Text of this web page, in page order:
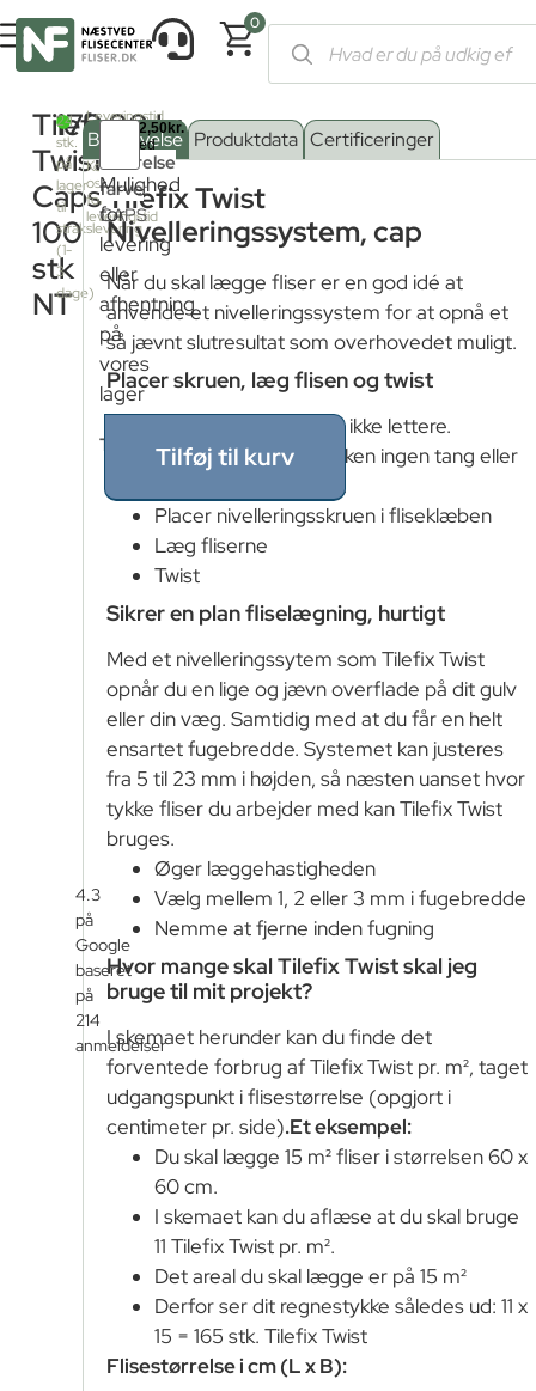
0
Forside/Shop/Værktøj
Tilefix
Twist
Caps
100
stk
NT
170,00kr.
24
stk.
på
lager
til
strakslevering
(1-
3
dage)
Leveringstid
fra
fjernlager:
Kontakt
os
for
leveringstid
Serie
farve:
CAPS
Størrelse
Tykkelse:
Mulighed
for
levering
eller
afhentning
på
vores
lager
Tilføj til kurv
4.3
på
Google
baseret
på
214
anmeldelser
Beskrivelse Produktdata Certificeringer
Tilefix Twist
Nivelleringssystem, cap
Når du skal lægge fliser er en god idé at
anvende et nivelleringssystem for at opnå et
så jævnt slutresultat som overhovedet muligt.
Placer skruen, læg flisen og twist
Med Tilefix Twist bliver det ikke lettere.
Systemet her kræver hverken ingen tang eller
andet kompliceret værktøj.
Placer nivelleringsskruen i fliseklæben
Læg fliserne
Twist
Sikrer en plan fliselægning, hurtigt
Med et nivelleringssytem som Tilefix Twist
opnår du en lige og jævn overflade på dit gulv
eller din væg. Samtidig med at du får en helt
ensartet fugebredde. Systemet kan justeres
fra 5 til 23 mm i højden, så næsten uanset hvor
tykke fliser du arbejder med kan Tilefix Twist
bruges.
Øger læggehastigheden
Vælg mellem 1, 2 eller 3 mm i fugebredde
Nemme at fjerne inden fugning
Hvor mange skal Tilefix Twist skal jeg
bruge til mit projekt?
I skemaet herunder kan du finde det
forventede forbrug af Tilefix Twist pr. m², taget
udgangspunkt i flisestørrelse (opgjort i
centimeter pr. side).Et eksempel:
Du skal lægge 15 m² fliser i størrelsen 60 x
60 cm.
I skemaet kan du aflæse at du skal bruge
11 Tilefix Twist pr. m².
Det areal du skal lægge er på 15 m²
Derfor ser dit regnestykke således ud: 11 x
15 = 165 stk. Tilefix Twist
Flisestørrelse i cm (L x B):